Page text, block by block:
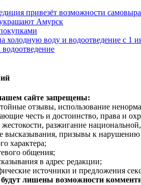
привезёт возможности
Амурск
холодную воду и водоотведение с 1
сайте запрещены:
отзывы, использование
честь и достоинство, права и
разжигание
высказывания, призывы к нарушению
характера;
общения;
в адрес редакции;
источники и предложения
лишены возможности